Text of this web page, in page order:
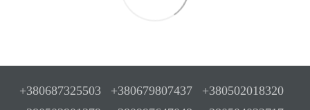
+380687325503 +380679807437
+380502018320